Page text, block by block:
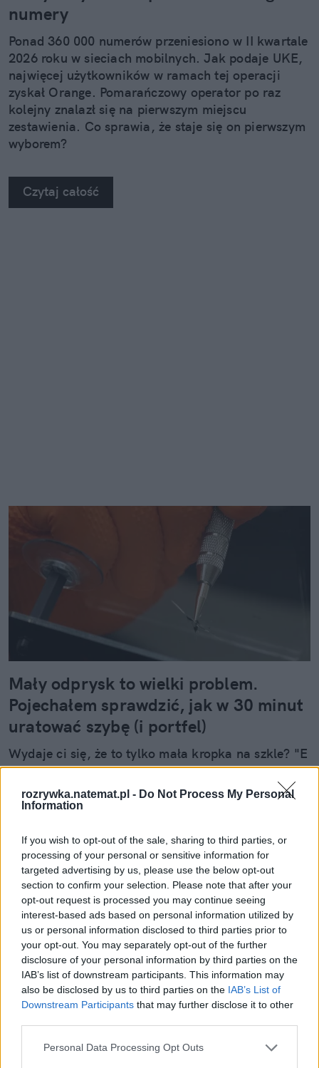
rozrywka.natemat.pl - Do Not Process My Personal
Information
If you wish to opt-out of the sale, sharing to third parties, or
processing of your personal or sensitive information for
targeted advertising by us, please use the below opt-out
section to confirm your selection. Please note that after your
opt-out request is processed you may continue seeing
interest-based ads based on personal information utilized by
us or personal information disclosed to third parties prior to
your opt-out. You may separately opt-out of the further
disclosure of your personal information by third parties on the
IAB’s list of downstream participants. This information may
also be disclosed by us to third parties on the IAB’s List of
Downstream Participants that may further disclose it to other
Personal Data Processing Opt Outs
numery
Ponad 360 000 numerów przeniesiono w II kwartale
2026 roku w sieciach mobilnych. Jak podaje UKE,
najwięcej użytkowników w ramach tej operacji
zyskał Orange. Pomarańczowy operator po raz
kolejny znalazł się na pierwszym miejscu
zestawienia. Co sprawia, że staje się on pierwszym
wyborem?
Czytaj całość
Mały odprysk to wielki problem.
Pojechałem sprawdzić, jak w 30 minut
uratować szybę (i portfel)
Wydaje ci się, że to tylko mała kropka na szkle? "E
tam, nie widać, pojeżdżę tak jeszcze sezon" – myśli
wielu z nas. Sam tak kiedyś myślałem, dopóki nie
pogadałem z ekspertem. Prawda jest taka, że ten
wjedziesz w dziurę albo trafi cię nagła zmiana
temperatury, "pajączek" pójdzie dalej i zamiast
taniej naprawy, czeka cię kosztowna wymiana
szyby. Wybrałem się do serwisu Autoglass®, żeby
na własne oczy zobaczyć, jak profesjonaliści radzą
sobie z takimi uszkodzeniami.
Czytaj całość